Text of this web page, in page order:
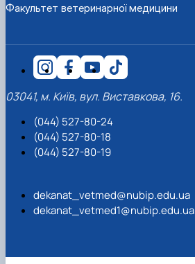
Факультет ветеринарної медицини
03041, м. Київ, вул. Виставкова, 16.
(044) 527-80-24
(044) 527-80-18
(044) 527-80-19
dekanat_vetmed@nubip.edu.ua
dekanat_vetmed1@nubip.edu.ua